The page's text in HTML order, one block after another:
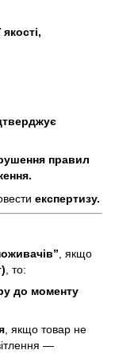
правил
експертизу.
, якщо
, то:
до моменту
, якщо товар не
—